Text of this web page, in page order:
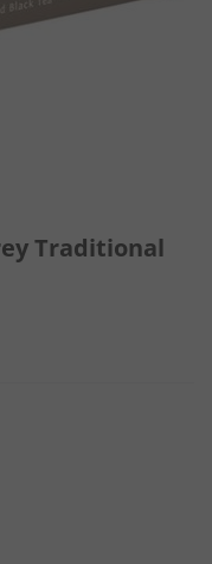
Traditional